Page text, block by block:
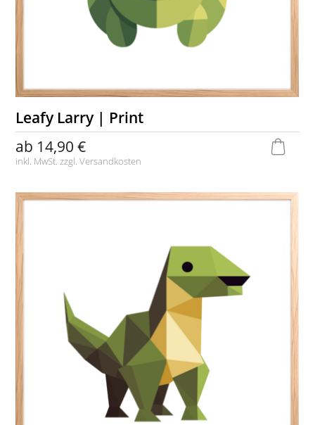
Leafy Larry | Print
ab 14,90 €
inkl. MwSt. zzgl.Versandkosten